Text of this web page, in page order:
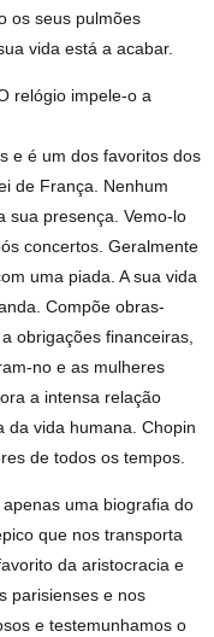
os seus pulmões
vida está a acabar.
relógio impele-o a
e é um dos favoritos dos
de França. Nenhum
sua presença. Vemo-lo
concertos. Geralmente
uma piada. A sua vida
Compõe obras-
obrigações financeiras,
no e as mulheres
a intensa relação
da vida humana. Chopin
de todos os tempos.
uma biografia do
que nos transporta
da aristocracia e
parisienses e nos
e testemunhamos o